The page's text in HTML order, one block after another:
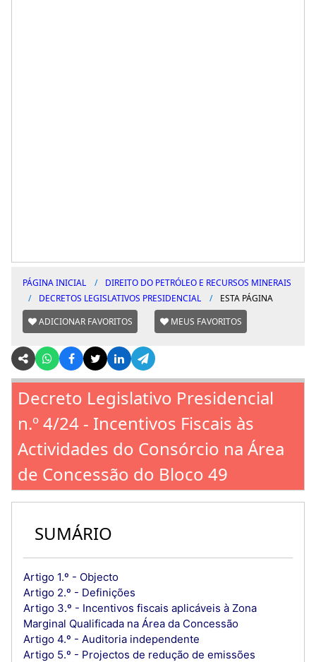
PÁGINA INICIAL
DIREITO DO PETRÓLEO E RECURSOS MINERAIS
DECRETOS LEGISLATIVOS PRESIDENCIAL
ESTA PÁGINA
ADICIONAR FAVORITOS
MEUS FAVORITOS
Decreto Legislativo Presidencial
n.º 4/24 - Incentivos Fiscais às
Actividades do Consórcio na Área
de Concessão do Bloco 49
SUMÁRIO
Artigo 1.º - Objecto
Artigo 2.º - Definições
Artigo 3.º - Incentivos fiscais aplicáveis à Zona
Marginal Qualificada na Área da Concessão
Artigo 4.º - Auditoria independente
Artigo 5.º - Projectos de redução de emissões